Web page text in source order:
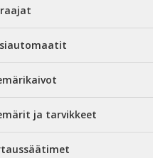
ja tarvikkeet